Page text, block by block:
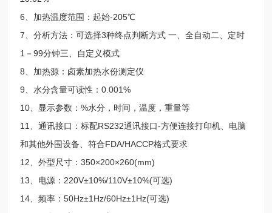
6、加热温度范围：起始-205℃
7、分析方法：可选择3种终点判断方式 一、全自动二、定时
1－99分钟三、自定义模式
8、加热源：卤素加热水份测定仪
9、水分含量可读性：0.001%
10、显示参数：%水分，时间，温度，重量等
11、通讯接口：标配RS232通讯接口-方便连接打印机、电脑
和其他外围设备、符合FDA/HACCP格式要求
12、外型尺寸：350×200×260(mm)
13、电源：220V±10%/110V±10%(可选)
14、频率：50Hz±1Hz/60Hz±1Hz(可选)